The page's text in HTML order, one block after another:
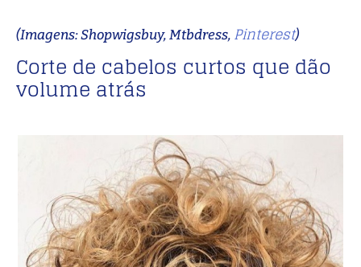
(Imagens: Shopwigsbuy, Mtbdress, Pinterest)
Corte de cabelos curtos que dão
volume atrás